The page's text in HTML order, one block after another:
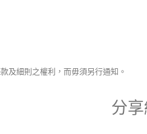
及細則之權利，而毋須另行通知。
分